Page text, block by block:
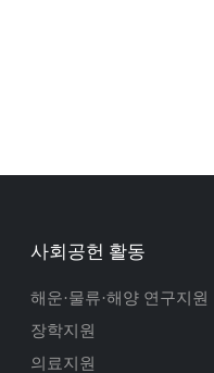
사회공헌 활동
해운·물류·해양 연구지원
장학지원
의료지원